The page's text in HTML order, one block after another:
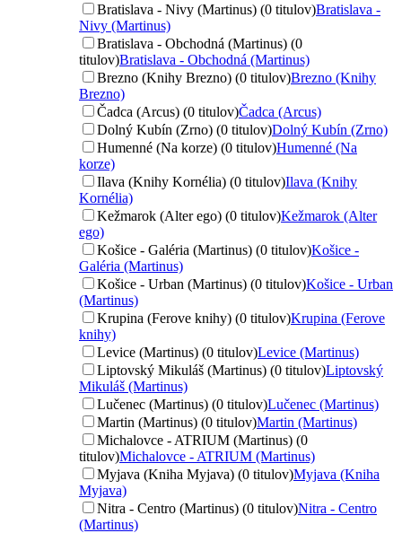
Bratislava - Nivy (Martinus) (0 titulov)Bratislava -
Nivy (Martinus)
Bratislava - Obchodná (Martinus) (0
titulov)Bratislava - Obchodná (Martinus)
Brezno (Knihy Brezno) (0 titulov)Brezno (Knihy
Brezno)
Čadca (Arcus) (0 titulov)Čadca (Arcus)
Dolný Kubín (Zrno) (0 titulov)Dolný Kubín (Zrno)
Humenné (Na korze) (0 titulov)Humenné (Na
korze)
Ilava (Knihy Kornélia) (0 titulov)Ilava (Knihy
Kornélia)
Kežmarok (Alter ego) (0 titulov)Kežmarok (Alter
ego)
Košice - Galéria (Martinus) (0 titulov)Košice -
Galéria (Martinus)
Košice - Urban (Martinus) (0 titulov)Košice - Urban
(Martinus)
Krupina (Ferove knihy) (0 titulov)Krupina (Ferove
knihy)
Levice (Martinus) (0 titulov)Levice (Martinus)
Liptovský Mikuláš (Martinus) (0 titulov)Liptovský
Mikuláš (Martinus)
Lučenec (Martinus) (0 titulov)Lučenec (Martinus)
Martin (Martinus) (0 titulov)Martin (Martinus)
Michalovce - ATRIUM (Martinus) (0
titulov)Michalovce - ATRIUM (Martinus)
Myjava (Kniha Myjava) (0 titulov)Myjava (Kniha
Myjava)
Nitra - Centro (Martinus) (0 titulov)Nitra - Centro
(Martinus)